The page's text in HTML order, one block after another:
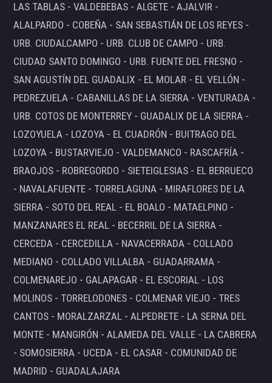
LAS TABLAS - VALDEBEBAS - ALGETE - AJALVIR -
ALALPARDO - COBEÑA - SAN SEBASTIÁN DE LOS REYES -
URB. CIUDALCAMPO - URB. CLUB DE CAMPO - URB.
CIUDAD SANTO DOMINGO - URB. FUENTE DEL FRESNO -
SAN AGUSTÍN DEL GUADALIX - EL MOLAR - EL VELLÓN -
PEDREZUELA - CABANILLAS DE LA SIERRA - VENTURADA -
URB. COTOS DE MONTERREY - GUADALIX DE LA SIERRA -
LOZOYUELA - LOZOYA - EL CUADRÓN - BUITRAGO DEL
LOZOYA - BUSTARVIEJO - VALDEMANCO - RASCAFRÍA -
BRAOJOS - ROBREGORDO - SIETEIGLESIAS - EL BERRUECO
- NAVALAFUENTE - TORRELAGUNA - MIRAFLORES DE LA
SIERRA - SOTO DEL REAL - EL BOALO - MATAELPINO -
MANZANARES EL REAL - BECERRIL DE LA SIERRA -
CERCEDA - CERCEDILLA - NAVACERRADA - COLLADO
MEDIANO - COLLADO VILLALBA - GUADARRAMA -
COLMENAREJO - GALAPAGAR - EL ESCORIAL - LOS
MOLINOS - TORRELODONES - COLMENAR VIEJO - TRES
CANTOS - MORALZARZAL - ALPEDRETE - LA SERNA DEL
MONTE - MANGIRÓN - ALAMEDA DEL VALLE - LA CABRERA
- SOMOSIERRA - UCEDA - EL CASAR - COMUNIDAD DE
MADRID - GUADALAJARA